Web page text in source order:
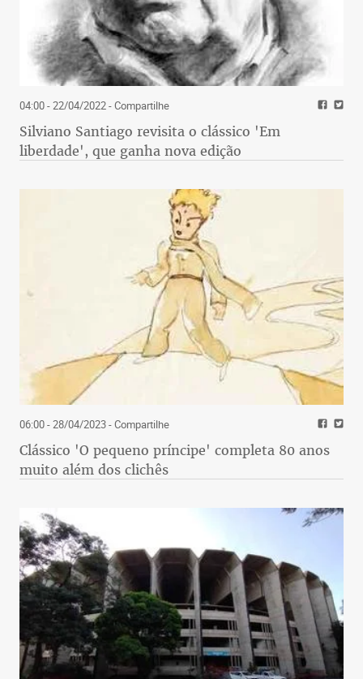
04:00 - 22/04/2022- Compartilhe
Silviano Santiago revisita o clássico 'Em
liberdade', que ganha nova edição
06:00 - 28/04/2023- Compartilhe
Clássico 'O pequeno príncipe' completa 80 anos
muito além dos clichês